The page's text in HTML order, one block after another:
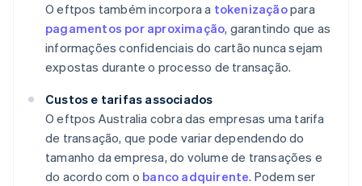
O eftpos também incorpora a tokenizaçãopara
pagamentos por aproximação, garantindo que as
informações confidenciais do cartão nunca sejam
expostas durante o processo de transação.
Custos e tarifas associados
O eftpos Australia cobra das empresas uma tarifa
de transação, que pode variar dependendo do
tamanho da empresa, do volume de transações e
do acordo com o banco adquirente. Podem ser